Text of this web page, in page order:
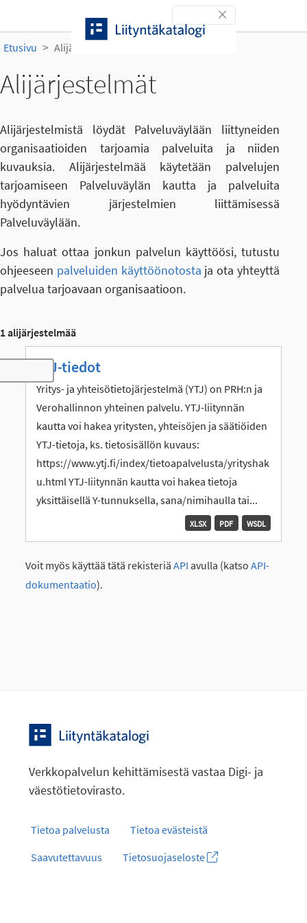
Toggle navigation
Etusivu Alijärjestelmät
Alijärjestelmät
Alijärjestelmistä löydät Palveluväylään liittyneiden
organisaatioiden tarjoamia palveluita ja niiden
kuvauksia. Alijärjestelmää käytetään palvelujen
tarjoamiseen Palveluväylän kautta ja palveluita
hyödyntävien järjestelmien liittämisessä
Palveluväylään.
Jos haluat ottaa jonkun palvelun käyttöösi, tutustu
ohjeeseen palveluiden käyttöönotosta ja ota yhteyttä
palvelua tarjoavaan organisaatioon.
1 alijärjestelmää
Toggle navigation
YTJ-tiedot
Yritys- ja yhteisötietojärjestelmä (YTJ) on PRH:n ja
Verohallinnon yhteinen palvelu. YTJ-liitynnän
kautta voi hakea yritysten, yhteisöjen ja säätiöiden
YTJ-tietoja, ks. tietosisällön kuvaus:
https://www.ytj.fi/index/tietoapalvelusta/yrityshak
u.html YTJ-liitynnän kautta voi hakea tietoja
yksittäisellä Y-tunnuksella, sana/nimihaulla tai...
WSDL
PDF
XLSX
Voit myös käyttää tätä rekisteriä API avulla (katso API-
dokumentaatio).
Verkkopalvelun kehittämisestä vastaa Digi- ja
väestötietovirasto.
Tietoa palvelusta
Tietoa evästeistä
Saavutettavuus
Tietosuojaseloste